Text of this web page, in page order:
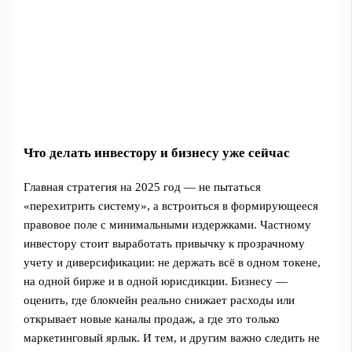
Что делать инвестору и бизнесу уже сейчас
Главная стратегия на 2025 год — не пытаться
«перехитрить систему», а встроиться в формирующееся
правовое поле с минимальными издержками. Частному
инвестору стоит выработать привычку к прозрачному
учету и диверсификации: не держать всё в одном токене,
на одной бирже и в одной юрисдикции. Бизнесу —
оценить, где блокчейн реально снижает расходы или
открывает новые каналы продаж, а где это только
маркетинговый ярлык. И тем, и другим важно следить не